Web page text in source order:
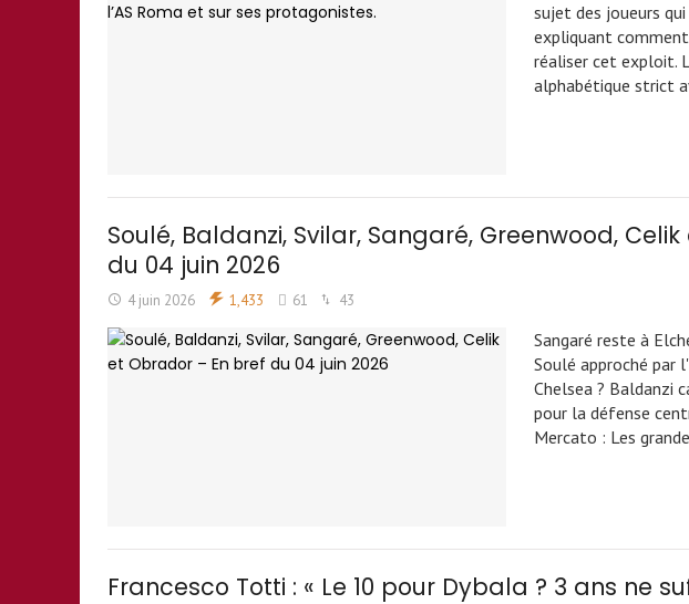
sujet des joueurs
expliquant
réaliser cet exploit.
alphabétique strict
Soulé, Baldanzi, Svilar, Sangaré, Greenwood,
du 04 juin 2026
4 juin 2026 1,433 61 43
Sangaré reste à
Soulé approché par
Chelsea ? Baldanzi
pour la défense
Mercato : Les
Francesco Totti : « Le 10 pour Dybala ? 3 ans ne